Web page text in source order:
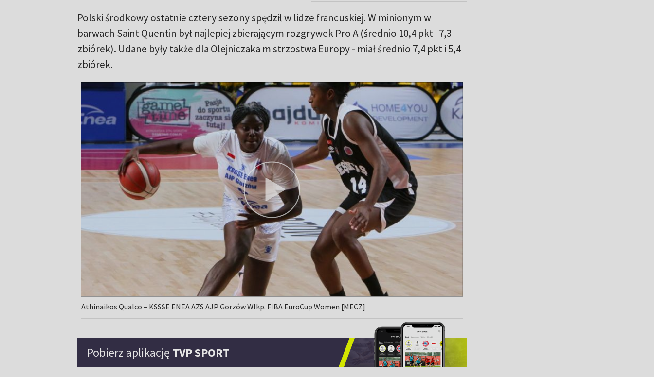
Polski środkowy ostatnie cztery sezony spędził w lidze francuskiej. W minionym w
barwach Saint Quentin był najlepiej zbierającym rozgrywek Pro A (średnio 10,4 pkt i 7,3
zbiórek). Udane były także dla Olejniczaka mistrzostwa Europy - miał średnio 7,4 pkt i 5,4
zbiórek.
Athinaikos Qualco – KSSSE ENEA AZS AJP Gorzów Wlkp. FIBA EuroCup Women [MECZ]
Pobierz aplikację TVP SPORT